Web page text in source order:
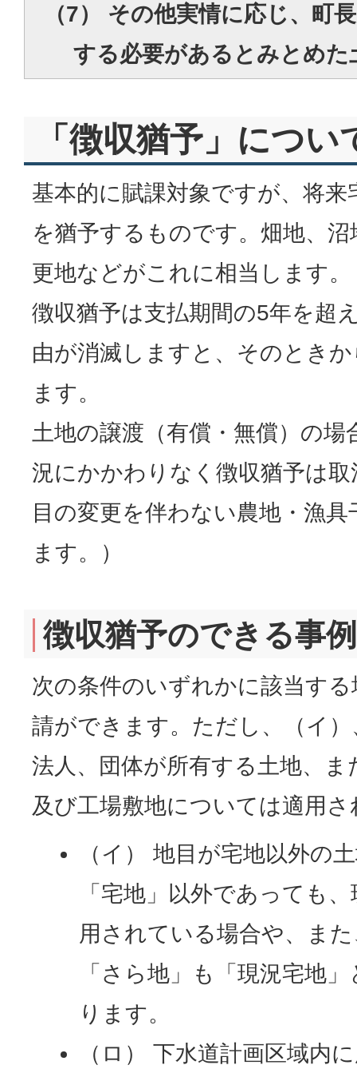
（7） その他実情に応じ、町
する必要があるとみとめた
「徴収猶予」につい
基本的に賦課対象ですが、将
を猶予するものです。畑地、
更地などがこれに相当します。
徴収猶予は支払期間の5年を超
由が消滅しますと、そのとき
ます。
土地の譲渡（有償・無償）の場
況にかかわりなく徴収猶予は
目の変更を伴わない農地・漁
ます。）
徴収猶予のできる事例
次の条件のいずれかに該当す
請ができます。ただし、（イ
法人、団体が所有する土地、ま
及び工場敷地については適用
（イ） 地目が宅地以外の
「宅地」以外であっても
用されている場合や、ま
「さら地」も「現況宅地
ります。
（ロ） 下水道計画区域内